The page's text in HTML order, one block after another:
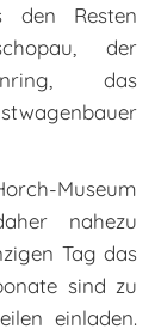
den Resten
der
das
Museum
nahezu
Tag das
sind zu
einladen.